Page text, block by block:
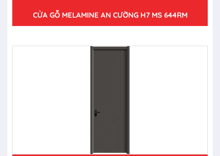
CỬA GỖ MELAMINE AN CƯỜNG H7 MS 644RM